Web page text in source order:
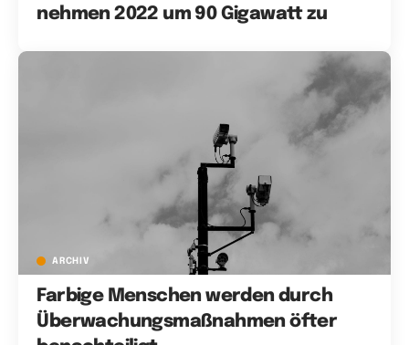
nehmen 2022 um 90 Gigawatt zu
ARCHIV
Farbige Menschen werden durch
Überwachungsmaßnahmen öfter